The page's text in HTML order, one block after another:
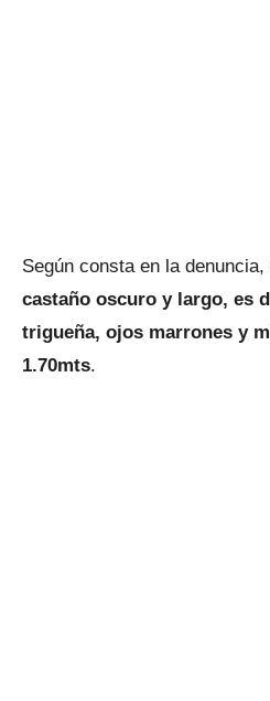
Según consta en la denuncia,
castaño oscuro y largo, es
trigueña, ojos marrones y
1.70mts.